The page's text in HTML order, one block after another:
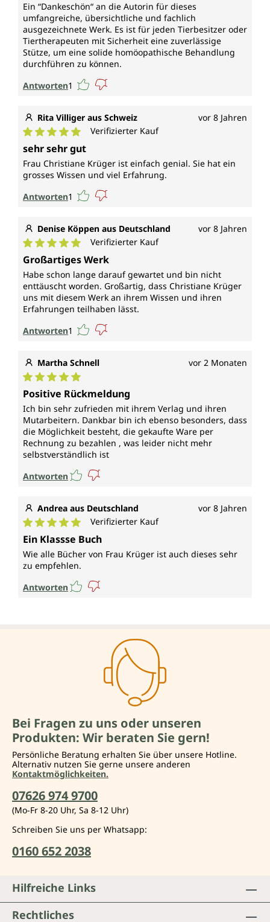
Ein “Dankeschön“ an die Autorin für dieses
umfangreiche, übersichtliche und fachlich
ausgezeichnete Werk. Es ist für jeden Tierbesitzer oder
Tiertherapeuten mit Sicherheit eine zuverlässige
Stütze, um eine solide homöopathische Behandlung
durchführen zu können.
Antworten1
Rita Villiger aus Schweiz vor 8 Jahren
Durchschnittliche Bewertung von 5 von 5 Sternen
Verifizierter Kauf
sehr sehr gut
Frau Christiane Krüger ist einfach genial. Sie hat ein
grosses Wissen und viel Erfahrung.
Antworten1
Denise Köppen aus Deutschland vor 8 Jahren
Durchschnittliche Bewertung von 5 von 5 Sternen
Verifizierter Kauf
Großartiges Werk
Habe schon lange darauf gewartet und bin nicht
enttäuscht worden. Großartig, dass Christiane Krüger
uns mit diesem Werk an ihrem Wissen und ihren
Erfahrungen teilhaben lässt.
Antworten1
Martha Schnell vor 2 Monaten
Durchschnittliche Bewertung von 5 von 5 Sternen
Positive Rückmeldung
Ich bin sehr zufrieden mit ihrem Verlag und ihren
Mutarbeitern. Dankbar bin ich ebenso besonders, dass
die Möglichkeit besteht, die gekaufte Ware per
Rechnung zu bezahlen , was leider nicht mehr
selbstverständlich ist
Antworten
Andrea aus Deutschland vor 8 Jahren
Durchschnittliche Bewertung von 5 von 5 Sternen
Verifizierter Kauf
Ein Klassse Buch
Wie alle Bücher von Frau Krüger ist auch dieses sehr
zu empfehlen.
Antworten
Bei Fragen zu uns oder unseren
Produkten: Wir beraten Sie gern!
Persönliche Beratung erhalten Sie über unsere Hotline.
Alternativ nutzen Sie gerne unsere anderen
Kontaktmöglichkeiten.
07626 974 9700
(Mo-Fr 8-20 Uhr, Sa 8-12 Uhr)
Schreiben Sie uns per Whatsapp:
0160 652 2038
Hilfreiche Links
Rechtliches